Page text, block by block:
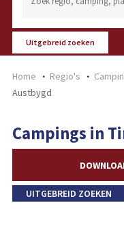
Uitgebreid zoeken
Home Regio's
Austbygd
Campings in
UITGEBREID ZOEKEN